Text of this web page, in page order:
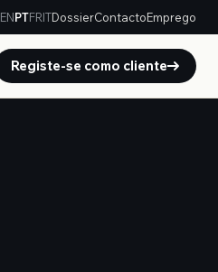
ENPTFRITDossierContactoEmprego
Registe-se como cliente